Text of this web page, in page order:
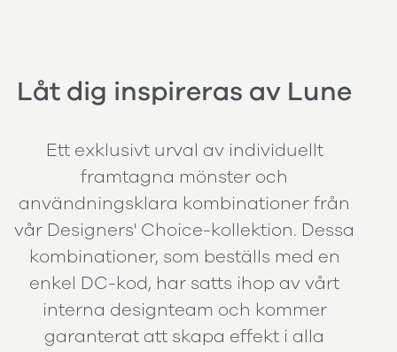
Låt dig inspireras av Lune
Ett exklusivt urval av individuellt
framtagna mönster och
användningsklara kombinationer från
vår Designers' Choice-kollektion. Dessa
kombinationer, som beställs med en
enkel DC-kod, har satts ihop av vårt
interna designteam och kommer
garanterat att skapa effekt i alla